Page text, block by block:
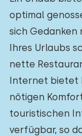
optimal
sich Gedanken
Ihres Urlaubs
nette
Internet bietet
nötigen
touristischen
verfügbar, so